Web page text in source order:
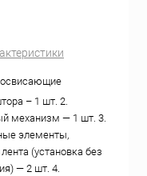
– 1 шт. 2.
механизм — 1 шт. 3.
элементы,
(установка без
— 2 шт. 4.